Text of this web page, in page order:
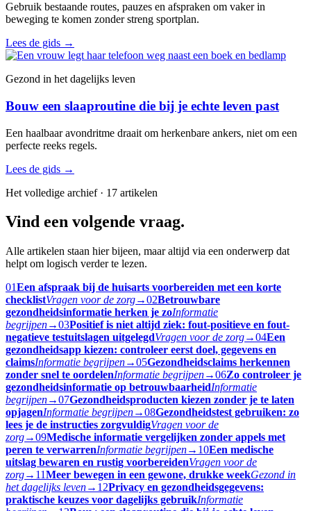
Gebruik bestaande routes, pauzes en afspraken om vaker in
beweging te komen zonder streng sportplan.
Lees de gids →
Gezond in het dagelijks leven
Bouw een slaaproutine die bij je echte leven past
Een haalbaar avondritme draait om herkenbare ankers, niet om een
perfecte reeks regels.
Lees de gids →
Het volledige archief · 17 artikelen
Vind een volgende vraag.
Alle artikelen staan hier bijeen, maar altijd via een onderwerp dat
helpt om logisch verder te lezen.
01Een afspraak bij de huisarts voorbereiden met een korte
checklistVragen voor de zorg→02Betrouwbare
gezondheidsinformatie herken je zoInformatie
begrijpen→03Positief is niet altijd ziek: fout-positieve en fout-
negatieve testuitslagen uitgelegdVragen voor de zorg→04Een
gezondheidsapp kiezen: controleer eerst doel, gegevens en
claimsInformatie begrijpen→05Gezondheidsclaims herkennen
zonder snel te oordelenInformatie begrijpen→06Zo controleer je
gezondheidsinformatie op betrouwbaarheidInformatie
begrijpen→07Gezondheidsproducten kiezen zonder je te laten
opjagenInformatie begrijpen→08Gezondheidstest gebruiken: zo
lees je de instructies zorgvuldigVragen voor de
zorg→09Medische informatie vergelijken zonder appels met
peren te verwarrenInformatie begrijpen→ 10Een medische
uitslag bewaren en rustig voorbereidenVragen voor de
zorg→ 11Meer bewegen in een gewone, drukke weekGezond in
het dagelijks leven→ 12Privacy en gezondheidsgegevens:
praktische keuzes voor dagelijks gebruikInformatie